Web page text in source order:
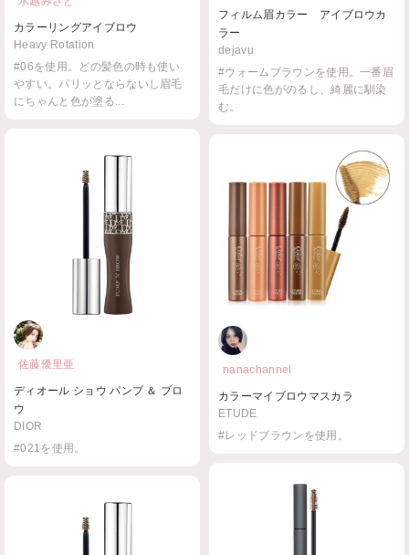
フィルム眉カラー アイブロウカ
ラー
dejavu
#ウォームブラウンを使用。一番眉
毛だけに色がのるし、綺麗に馴染
む。
カラーリングアイブロウ
Heavy Rotation
#06を使用。どの髪色の時も使い
やすい。パリッとならないし眉毛
にちゃんと色が塗る...
佐藤優里亜
ディオール ショウ パンプ ＆ ブロ
ウ
DIOR
#021を使用。
nanachannel
カラーマイブロウマスカラ
ETUDE
#レッドブラウンを使用。